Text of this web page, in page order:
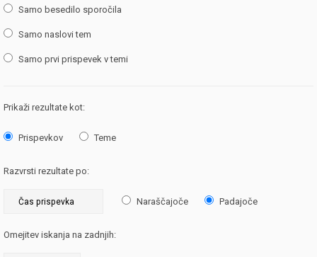
Samo besedilo sporočila
Samo naslovi tem
Samo prvi prispevek v temi
Prikaži rezultate kot:
Prispevkov Teme
Razvrsti rezultate po:
Naraščajoče Padajoče
Omejitev iskanja na zadnjih: